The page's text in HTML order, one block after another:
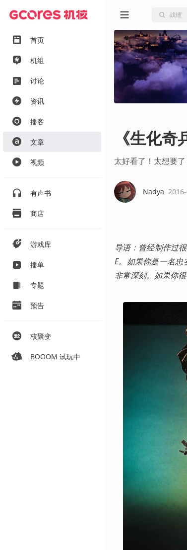
首页
机组
讨论
资讯
播客
文章
视频
有声书
商店
游戏库
播单
专题
预告
核聚变
BOOOM 试玩中
《生化
太好看了！太想要了
Nadya
导语：曾经制作过
E。如果你是一名忠
非常深刻。如果你